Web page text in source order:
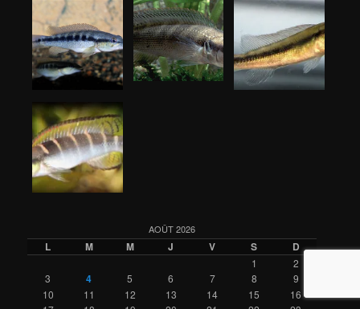
AOÛT 2026
L M M J V S D
1
2
3
4 5 6 7 8
9
10
11 12 13 14 15
16